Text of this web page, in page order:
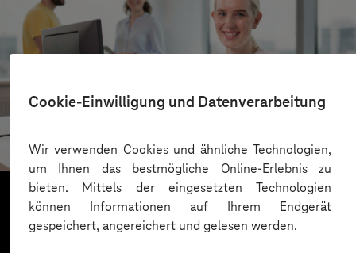
Cookie-Einwilligung und Datenverarbeitung
Wir verwenden Cookies und ähnliche Technologien,
um Ihnen das bestmögliche Online-Erlebnis zu
bieten. Mittels der eingesetzten Technologien
können Informationen auf Ihrem Endgerät
gespeichert, angereichert und gelesen werden.
Kreis Bergstraße
KI für moderne Verwaltung
Mehr laden